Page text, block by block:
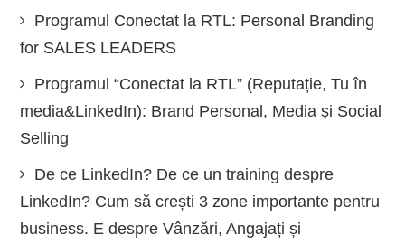
Programul Conectat la RTL: Personal Branding
for SALES LEADERS
Programul “Conectat la RTL” (Reputație, Tu în
media&LinkedIn): Brand Personal, Media și Social
Selling
De ce LinkedIn? De ce un training despre
LinkedIn? Cum să crești 3 zone importante pentru
business. E despre Vânzări, Angajați și